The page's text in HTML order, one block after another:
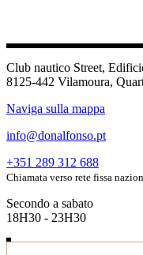
Club nautico Street,
8125-442 Vilamoura,
Naviga sulla mappa
info@donalfonso.pt
+351 289 312 688
Chiamata verso rete fissa
Secondo a sabato
18H30 - 23H30